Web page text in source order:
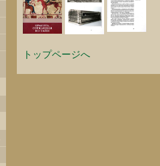
トップページへ